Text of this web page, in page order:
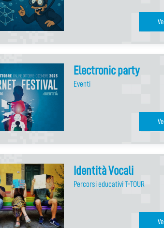
Electronic party
Eventi
Identità Vocali
Percorsi educativi T-TOUR